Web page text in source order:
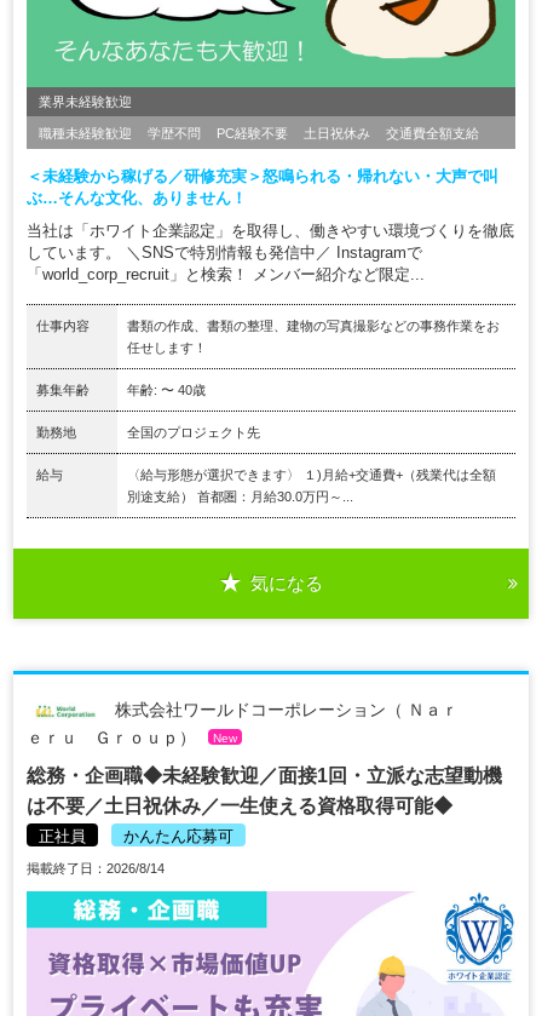
業界未経験歓迎
職種未経験歓迎 学歴不問 PC経験不要 土日祝休み 交通費全額支給
＜未経験から稼げる／研修充実＞怒鳴られる・帰れない・大声で叫
ぶ…そんな文化、ありません！
当社は「ホワイト企業認定」を取得し、働きやすい環境づくりを徹底
しています。 ＼SNSで特別情報も発信中／ Instagramで
「world_corp_recruit」と検索！ メンバー紹介など限定...
仕事内容
書類の作成、書類の整理、建物の写真撮影などの事務作業をお
任せします！
募集年齢 年齢: 〜 40歳
勤務地 全国のプロジェクト先
給与
〈給与形態が選択できます〉 １)月給+交通費+（残業代は全額
別途支給） 首都圏：月給30.0万円～...
気になる
株式会社ワールドコーポレーション（ Ｎａｒ
ｅｒｕ Ｇｒｏｕｐ）
New
総務・企画職◆未経験歓迎／面接1回・立派な志望動機
は不要／土日祝休み／一生使える資格取得可能◆
正社員 かんたん応募可
掲載終了日：2026/8/14